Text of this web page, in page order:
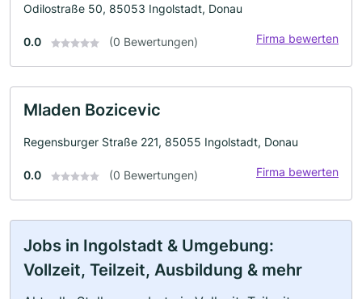
Odilostraße 50, 85053 Ingolstadt, Donau
0.0 (0 Bewertungen) Firma bewerten
Mladen Bozicevic
Regensburger Straße 221, 85055 Ingolstadt, Donau
0.0 (0 Bewertungen) Firma bewerten
Jobs in Ingolstadt & Umgebung:
Vollzeit, Teilzeit, Ausbildung & mehr